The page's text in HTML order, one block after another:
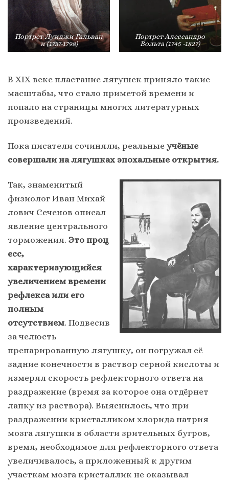
Портрет Луиджи Гальван
и (1737-1798)
Портрет Алессандро
Вольта (1745 -1827)
В XIX веке пластание лягушек приняло такие
масштабы, что стало приметой времени и
попало на страницы многих литературных
произведений.
Пока писатели сочиняли, реальные учёные
совершали на лягушках эпохальные открытия.
Так, знаменитый
физиолог Иван Михай
лович Сеченов описал
явление центрального
торможения. Это проц
есс,
характеризующийся
увеличением времени
рефлекса или его
полным
отсутствием. Подвесив
за челюсть
препарированную лягушку, он погружал её
задние конечности в раствор серной кислоты и
измерял скорость рефлекторного ответа на
раздражение (время за которое она отдёрнет
лапку из раствора). Выяснилось, что при
раздражении кристалликом хлорида натрия
мозга лягушки в области зрительных бугров,
время, необходимое для рефлекторного ответа
увеличивалось, а приложенный к другим
участкам мозга кристаллик не оказывал